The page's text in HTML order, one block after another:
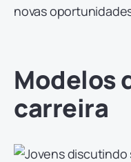
novas
Modelos
carreira